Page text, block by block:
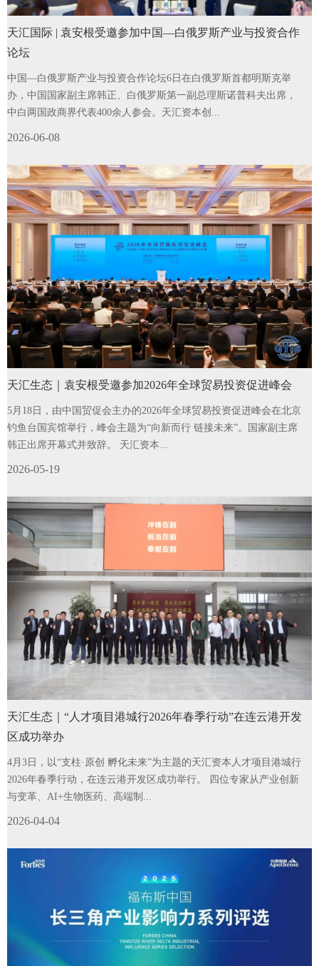
天汇国际 | 袁安根受邀参加中国—白俄罗斯产业与投资合作
论坛
中国—白俄罗斯产业与投资合作论坛6日在白俄罗斯首都明斯克举
办，中国国家副主席韩正、白俄罗斯第一副总理斯诺普科夫出席，
中白两国政商界代表400余人参会。天汇资本创...
2026-06-08
天汇生态｜袁安根受邀参加2026年全球贸易投资促进峰会
5月18日，由中国贸促会主办的2026年全球贸易投资促进峰会在北京
钓鱼台国宾馆举行，峰会主题为“向新而行 链接未来”。国家副主席
韩正出席开幕式并致辞。 天汇资本...
2026-05-19
天汇生态｜“人才项目港城行2026年春季行动”在连云港开发
区成功举办
4月3日，以“支柱·原创 孵化未来”为主题的天汇资本人才项目港城行
2026年春季行动，在连云港开发区成功举行。 四位专家从产业创新
与变革、AI+生物医药、高端制...
2026-04-04